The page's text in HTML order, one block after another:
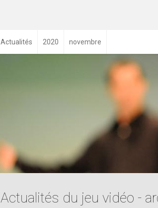
Actualités 2020 novembre
Actualités du jeu vidéo -